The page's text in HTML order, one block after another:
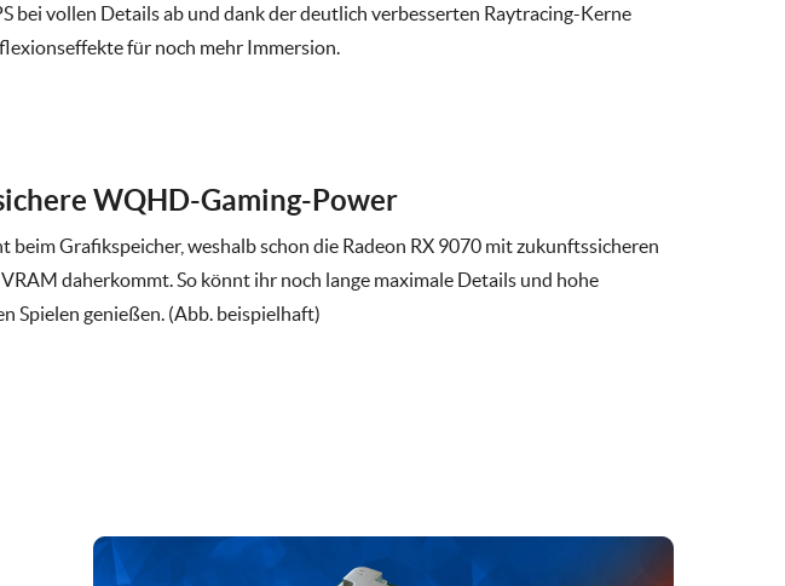
bei vollen Details ab und dank der deutlich verbesserten Raytracing-Kerne
für noch mehr Immersion.
WQHD-Gaming-Power
beim Grafikspeicher, weshalb schon die Radeon RX 9070 mit zukunftssicheren
daherkommt. So könnt ihr noch lange maximale Details und hohe
Spielen genießen. (Abb. beispielhaft)